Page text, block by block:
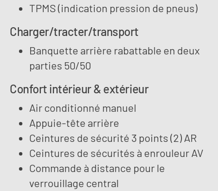
TPMS (indication pression de pneus)
Charger/tracter/transport
Banquette arrière rabattable en deux
parties 50/50
Confort intérieur & extérieur
Air conditionné manuel
Appuie-tête arrière
Ceintures de sécurité 3 points (2) AR
Ceintures de sécurités à enrouleur AV
Commande à distance pour le
verrouillage central